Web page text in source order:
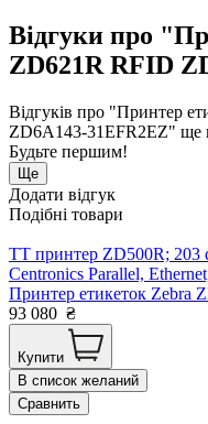
Відгуки про
ZD621R RFID
Відгуків про "Принтер
ZD6A143-31EFR2EZ" ще
Будьте першим!
Ще
Додати відгук
Подібні товари
TT принтер ZD500R;
Centronics Parallel,
Принтер етикеток Zebra
93 080 ₴
Купити
В список желаний
Сравнить